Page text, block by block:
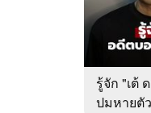
รู้จัก "เต้
ปมหายตั